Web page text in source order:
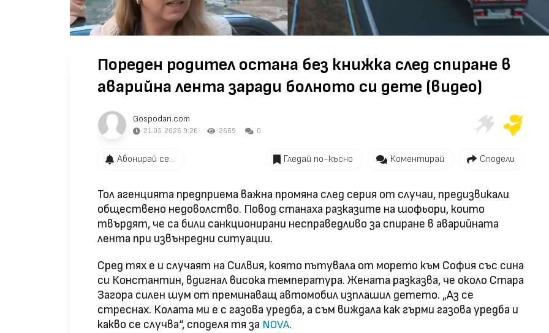
Пореден родител остана без книжка след спиране в
аварийна лента заради болното си дете (видео)
Gospodari.com
21.05.2026 9:26 2669 0
Абонирай се... Гледай по-късно Коментирай Сподели
Тол агенцията предприема важна промяна след серия от случаи, предизвикали
обществено недоволство. Повод станаха разказите на шофьори, които
твърдят, че са били санкционирани несправедливо за спиране в аварийната
лента при извънредни ситуации.
Сред тях е и случаят на Силвия, която пътувала от морето към София със сина
си Константин, вдигнал висока температура. Жената разказва, че около Стара
Загора силен шум от преминаващ автомобил изплашил детето. „Аз се
стреснах. Колата ми е с газова уредба, а съм виждала как гърми газова уредба и
какво се случва“, споделя тя за NOVA.